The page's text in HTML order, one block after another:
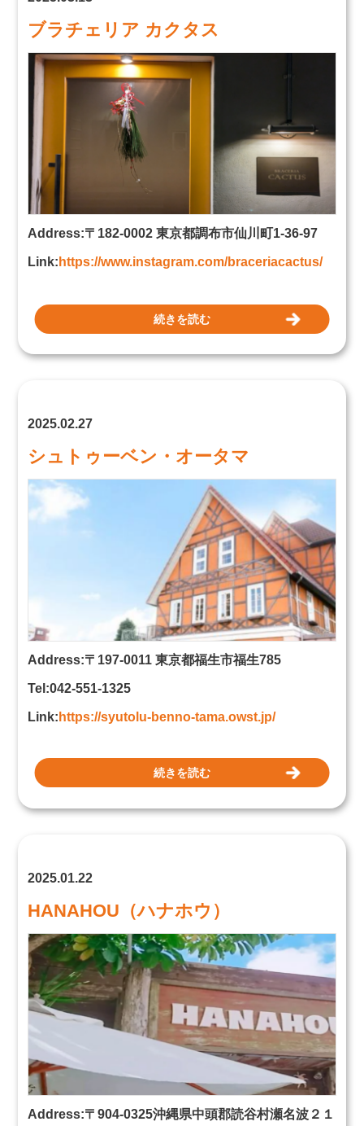
ブラチェリア カクタス
Address:〒182-0002 東京都調布市仙川町1-36-97
Link: https://www.instagram.com/braceriacactus/
続きを読む
2025.02.27
シュトゥーベン・オータマ
Address:〒197-0011 東京都福生市福生785
Tel:042-551-1325
Link: https://syutolu-benno-tama.owst.jp/
続きを読む
2025.01.22
HANAHOU（ハナホウ）
Address:〒904-0325沖縄県中頭郡読谷村瀬名波２１